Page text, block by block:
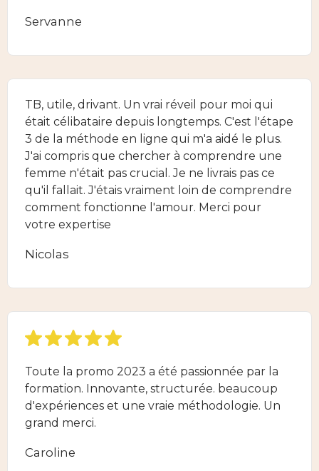
Servanne
TB, utile, drivant. Un vrai réveil pour moi qui
était célibataire depuis longtemps. C'est l'étape
3 de la méthode en ligne qui m'a aidé le plus.
J'ai compris que chercher à comprendre une
femme n'était pas crucial. Je ne livrais pas ce
qu'il fallait. J'étais vraiment loin de comprendre
comment fonctionne l'amour. Merci pour
votre expertise
Nicolas
Toute la promo 2023 a été passionnée par la
formation. Innovante, structurée. beaucoup
d'expériences et une vraie méthodologie. Un
grand merci.
Caroline